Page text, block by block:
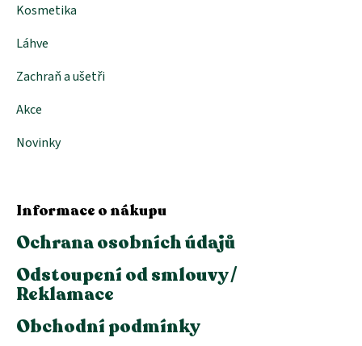
Kosmetika
Láhve
Zachraň a ušetři
Akce
Novinky
Informace o nákupu
Ochrana osobních údajů
Odstoupení od smlouvy /
Reklamace
Obchodní podmínky